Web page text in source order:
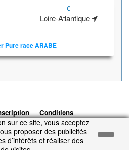
€
Loire-Atlantique
Pure race ARABE
Conditions
© 2026 1cheval.com
Ecurie Virtuelle -
Jeu Cheval
sur ce site, vous acceptez
proposer des publicités
d’intérêts et réaliser des